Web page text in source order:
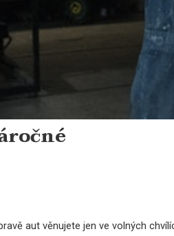
aut věnujete jen ve volných